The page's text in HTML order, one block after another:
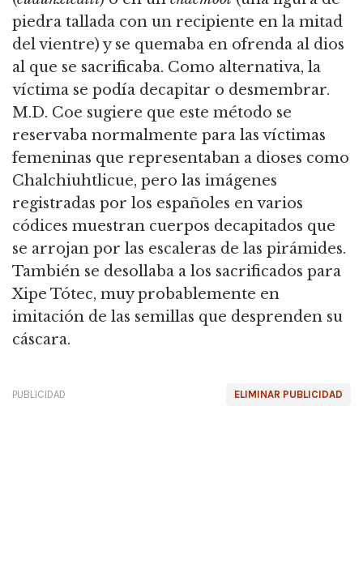
piedra tallada con un recipiente en la mitad
del vientre) y se quemaba en ofrenda al dios
al que se sacrificaba. Como alternativa, la
víctima se podía decapitar o desmembrar.
M.D. Coe sugiere que este método se
reservaba normalmente para las víctimas
femeninas que representaban a dioses como
Chalchiuhtlicue, pero las imágenes
registradas por los españoles en varios
códices muestran cuerpos decapitados que
se arrojan por las escaleras de las pirámides.
También se desollaba a los sacrificados para
Xipe Tótec, muy probablemente en
imitación de las semillas que desprenden su
cáscara.
ELIMINAR PUBLICIDAD
PUBLICIDAD